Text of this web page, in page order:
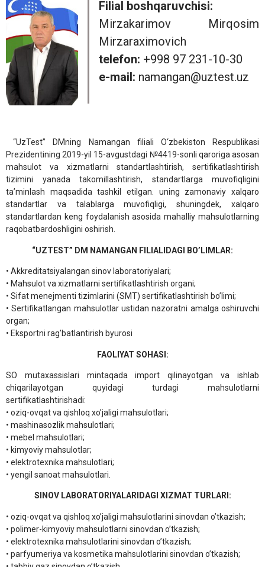
Filial boshqaruvchisi:
Mirzakarimov Mirqosim
Mirzaraximovich
telefon: +998 97 231-10-30
e-mail: namangan@uztest.uz
“UzTest” DMning Namangan filiali O‘zbekiston Respublikasi
Prezidentining 2019-yil 15-avgustdagi №4419-sonli qaroriga asosan
mahsulot va xizmatlarni standartlashtirish, sertifikatlashtirish
tizimini yanada takomillashtirish, standartlarga muvofiqligini
ta’minlash maqsadida tashkil etilgan. uning zamonaviy xalqaro
standartlar va talablarga muvofiqligi, shuningdek, xalqaro
standartlardan keng foydalanish asosida mahalliy mahsulotlarning
raqobatbardoshligini oshirish.
“UZTEST” DM NAMANGAN FILIALIDAGI BO’LIMLAR:
• Akkreditatsiyalangan sinov laboratoriyalari;
• Mahsulot va xizmatlarni sertifikatlashtirish organi;
• Sifat menejmenti tizimlarini (SMT) sertifikatlashtirish bo’limi;
• Sertifikatlangan mahsulotlar ustidan nazoratni amalga oshiruvchi
organ;
• Eksportni rag’batlantirish byurosi
FAOLIYAT SOHASI:
SO mutaxassislari mintaqada import qilinayotgan va ishlab
chiqarilayotgan quyidagi turdagi mahsulotlarni
sertifikatlashtirishadi:
• oziq-ovqat va qishloq xo’jaligi mahsulotlari;
• mashinasozlik mahsulotlari;
• mebel mahsulotlari;
• kimyoviy mahsulotlar;
• elektrotexnika mahsulotlari;
• yengil sanoat mahsulotlari.
SINOV LABORATORIYALARIDAGI XIZMAT TURLARI:
• oziq-ovqat va qishloq xo’jaligi mahsulotlarini sinovdan o’tkazish;
• polimer-kimyoviy mahsulotlarni sinovdan o’tkazish;
• elektrotexnika mahsulotlarini sinovdan o’tkazish;
• parfyumeriya va kosmetika mahsulotlarini sinovdan o’tkazish;